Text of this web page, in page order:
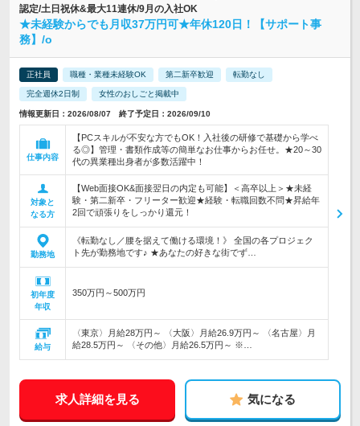
認定/土日祝休&最大11連休/9月の入社OK
★未経験からでも月収37万円可★年休120日！【サポート事
務】/o
正社員 職種・業種未経験OK 第二新卒歓迎 転勤なし
完全週休2日制 女性のおしごと掲載中
情報更新日：2026/08/07 終了予定日：2026/09/10
仕事内容
【PCスキルが不安な方でもOK！入社後の研修で基礎から学べ
る◎】管理・書類作成等の簡単なお仕事からお任せ。★20～30
代の異業種出身者が多数活躍中！
対象と
なる方
【Web面接OK&面接翌日の内定も可能】＜高卒以上＞★未経
験・第二新卒・フリーター歓迎★経験・転職回数不問★昇給年
2回で頑張りをしっかり還元！
勤務地
《転勤なし／腰を据えて働ける環境！》 全国の各プロジェク
ト先が勤務地です♪ ★あなたの好きな街でず…
初年度
年収
350万円～500万円
給与
〈東京〉月給28万円～ 〈大阪〉月給26.9万円～ 〈名古屋〉月
給28.5万円～ 〈その他〉月給26.5万円～ ※…
求人詳細を見る 気になる